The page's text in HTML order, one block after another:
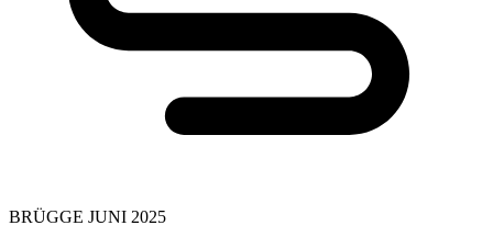
BRÜGGE JUNI 2025